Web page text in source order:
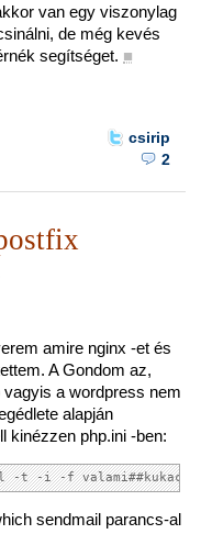
van egy viszonylag
de még kevés
segítséget. ■
csirip
2
amire nginx -et és
A Gondom az,
a wordpress nem
alapján
kinézzen php.ini -ben:
-t -i -f
sendmail parancs-al